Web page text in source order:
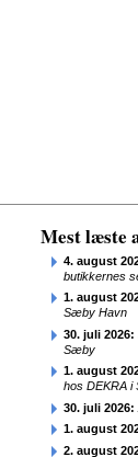
Mest læste
4. august
butikkernes
1. august
Sæby Havn
30. juli 2026:
Sæby
1. august
hos DEKRA
30. juli 2026:
1. august
2. august